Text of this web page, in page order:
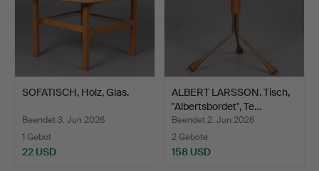
SOFATISCH, Holz, Glas.
Beendet 3. Jun 2026
1 Gebot
22 USD
ALBERT LARSSON. Tisch,
"Albertsbordet", Te…
Beendet 2. Jun 2026
2 Gebote
158 USD